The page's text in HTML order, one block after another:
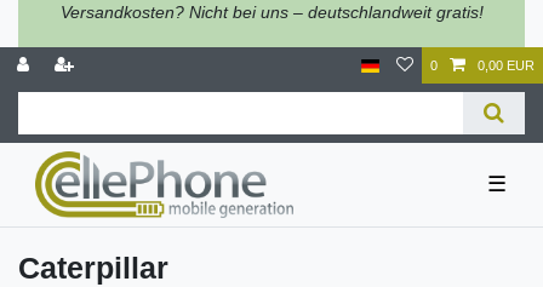
Versandkosten? Nicht bei uns – deutschlandweit gratis!
0 0,00 EUR
☰
Caterpillar